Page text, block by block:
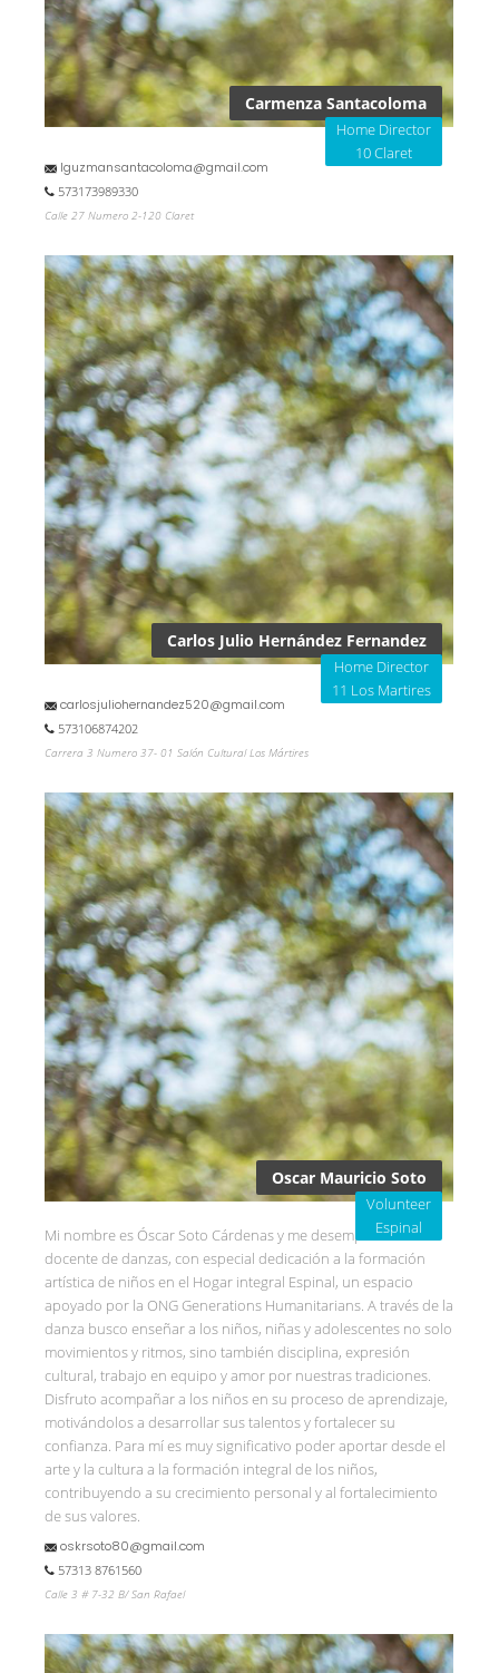
Carmenza Santacoloma
Home Director
10 Claret
lguzmansantacoloma@gmail.com
573173989330
Calle 27 Numero 2-120 Claret
Carlos Julio Hernández Fernandez
Home Director
11 Los Martires
carlosjuliohernandez520@gmail.com
573106874202
Carrera 3 Numero 37- 01 Salón Cultural Los Mártires
Oscar Mauricio Soto
Volunteer
Espinal
Mi nombre es Óscar Soto Cárdenas y me desempeño como
docente de danzas, con especial dedicación a la formación
artística de niños en el Hogar integral Espinal, un espacio
apoyado por la ONG Generations Humanitarians. A través de la
danza busco enseñar a los niños, niñas y adolescentes no solo
movimientos y ritmos, sino también disciplina, expresión
cultural, trabajo en equipo y amor por nuestras tradiciones.
Disfruto acompañar a los niños en su proceso de aprendizaje,
motivándolos a desarrollar sus talentos y fortalecer su
confianza. Para mí es muy significativo poder aportar desde el
arte y la cultura a la formación integral de los niños,
contribuyendo a su crecimiento personal y al fortalecimiento
de sus valores.
oskrsoto80@gmail.com
57313 8761560
Calle 3 # 7-32 B/ San Rafael